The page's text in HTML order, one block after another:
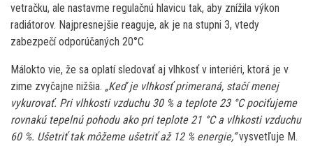
vetračku, ale nastavme regulačnú hlavicu tak, aby znížila výkon
radiátorov. Najpresnejšie reaguje, ak je na stupni 3, vtedy
zabezpečí odporúčaných 20°C
Málokto vie, že sa oplatí sledovať aj vlhkosť v interiéri, ktorá je v
zime zvyčajne nižšia. „Keď je vlhkosť primeraná, stačí menej
vykurovať. Pri vlhkosti vzduchu 30 % a teplote 23 °C pociťujeme
rovnakú tepelnú pohodu ako pri teplote 21 °C a vlhkosti vzduchu
60 %. Ušetriť tak môžeme ušetriť až 12 % energie,“vysvetľuje M.